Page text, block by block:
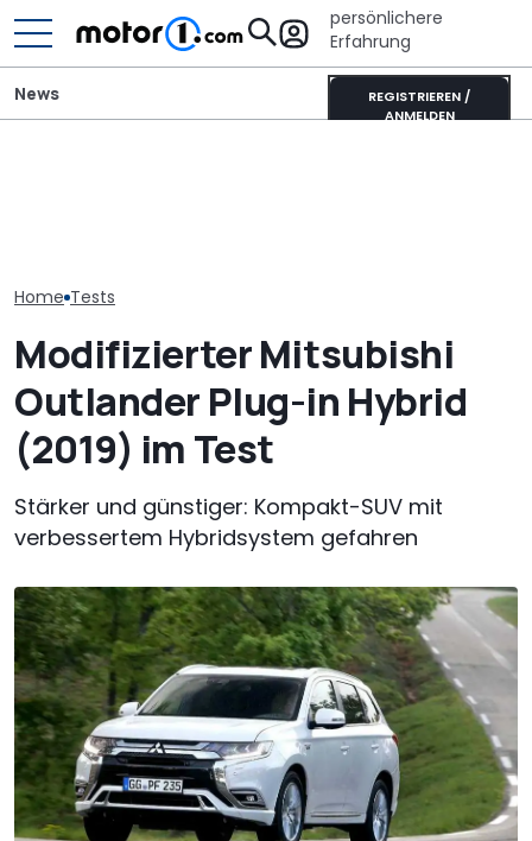
persönlichere
Erfahrung
REGISTRIEREN /
ANMELDEN
News
Home Tests
Modifizierter Mitsubishi
Outlander Plug-in Hybrid
(2019) im Test
Stärker und günstiger: Kompakt-SUV mit
verbessertem Hybridsystem gefahren